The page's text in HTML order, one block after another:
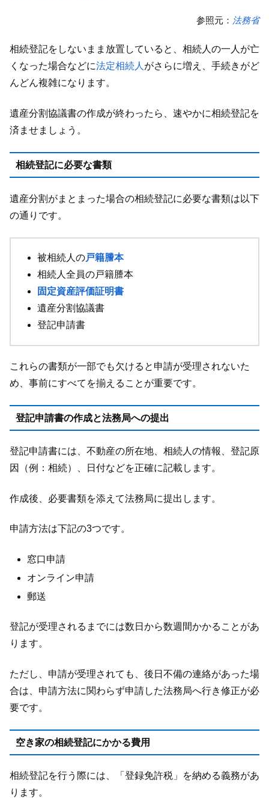
参照元： 法務省
相続登記をしないまま放置していると、相続人の一人が亡
くなった場合などに法定相続人 がさらに増え、手続きがど
んどん複雑になります。
遺産分割協議書の作成が終わったら、速やかに相続登記を
済ませましょう。
相続登記に必要な書類
遺産分割がまとまった場合の相続登記に必要な書類は以下
の通りです。
被相続人の戸籍謄本
相続人全員の戸籍謄本
固定資産評価証明書
遺産分割協議書
登記申請書
これらの書類が一部でも欠けると申請が受理されないた
め、事前にすべてを揃えることが重要です。
登記申請書の作成と法務局への提出
登記申請書には、不動産の所在地、相続人の情報、登記原
因（例：相続）、日付などを正確に記載します。
作成後、必要書類を添えて法務局に提出します。
申請方法は下記の3つです。
窓口申請
オンライン申請
郵送
登記が受理されるまでには数日から数週間かかることがあ
ります。
ただし、申請が受理されても、後日不備の連絡があった場
合は、申請方法に関わらず申請した法務局へ行き修正が必
要です。
空き家の相続登記にかかる費用
相続登記を行う際には、「登録免許税」を納める義務があ
ります。